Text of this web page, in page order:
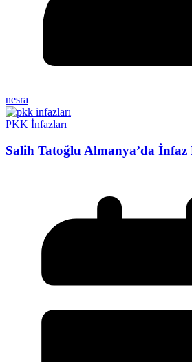
nesra
PKK İnfazları
Salih Tatoğlu Almanya’da